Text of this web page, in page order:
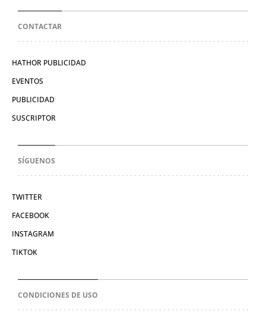
CONTACTAR
HATHOR PUBLICIDAD
EVENTOS
PUBLICIDAD
SUSCRIPTOR
SÍGUENOS
TWITTER
FACEBOOK
INSTAGRAM
TIKTOK
CONDICIONES DE USO